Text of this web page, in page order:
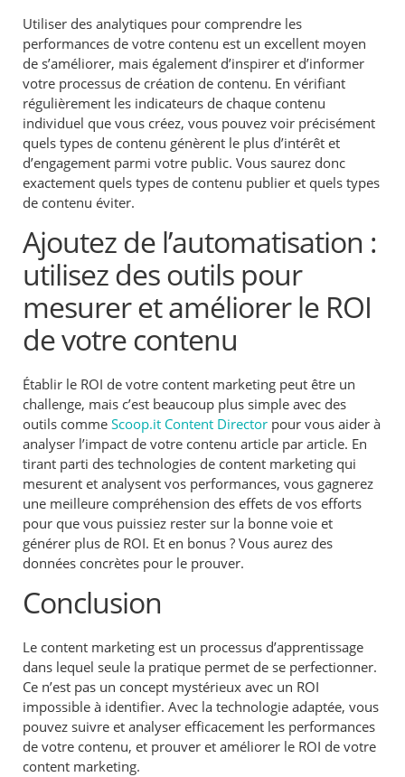
Utiliser des analytiques pour comprendre les
performances de votre contenu est un excellent moyen
de s’améliorer, mais également d’inspirer et d’informer
votre processus de création de contenu. En vérifiant
régulièrement les indicateurs de chaque contenu
individuel que vous créez, vous pouvez voir précisément
quels types de contenu génèrent le plus d’intérêt et
d’engagement parmi votre public. Vous saurez donc
exactement quels types de contenu publier et quels types
de contenu éviter.
Ajoutez de l’automatisation :
utilisez des outils pour
mesurer et améliorer le ROI
de votre contenu
Établir le ROI de votre content marketing peut être un
challenge, mais c’est beaucoup plus simple avec des
outils commeScoop.it Content Director pour vous aider à
analyser l’impact de votre contenu article par article. En
tirant parti des technologies de content marketing qui
mesurent et analysent vos performances, vous gagnerez
une meilleure compréhension des effets de vos efforts
pour que vous puissiez rester sur la bonne voie et
générer plus de ROI. Et en bonus ? Vous aurez des
données concrètes pour le prouver.
Conclusion
Le content marketing est un processus d’apprentissage
dans lequel seule la pratique permet de se perfectionner.
Ce n’est pas un concept mystérieux avec un ROI
impossible à identifier. Avec la technologie adaptée, vous
pouvez suivre et analyser efficacement les performances
de votre contenu, et prouver et améliorer le ROI de votre
content marketing.